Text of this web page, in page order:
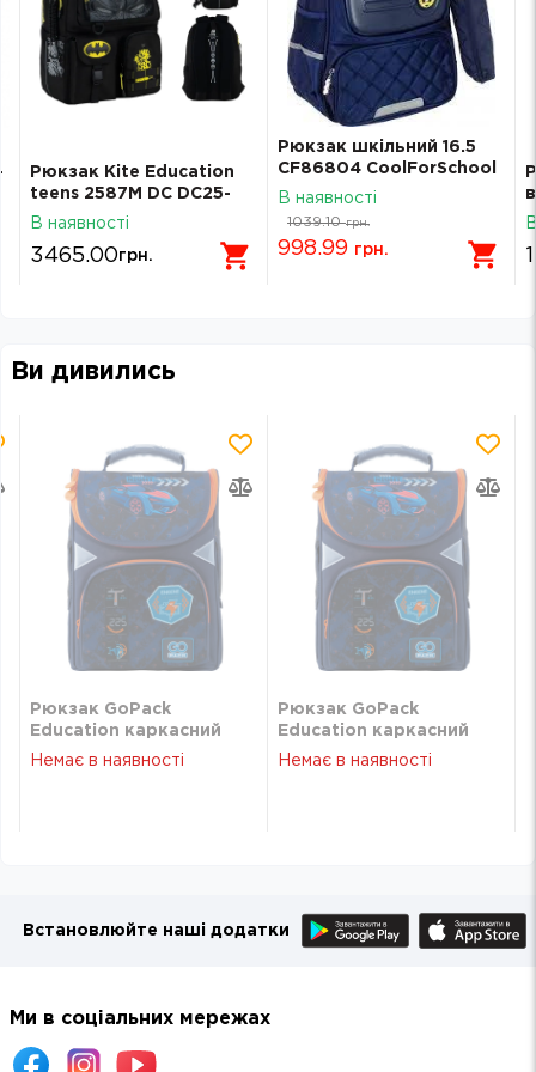
Рюкзак Kite Education
teens 2587M DC DC25-
2587M
В наявності
3465.00грн.
Рюкзак шкільний 16.5
CF86804 CoolForSchool
CF86804
В наявності
1039.10 грн.
998.99 грн.
Ви дивились
Рюкзак GoPack
Education каркасний
5001-7 Racing
Немає в наявності
Рюкзак GoPack
Education каркасний
5001-7 Racing
Немає в наявності
Встановлюйте наші додатки
Ми в соціальних мережах